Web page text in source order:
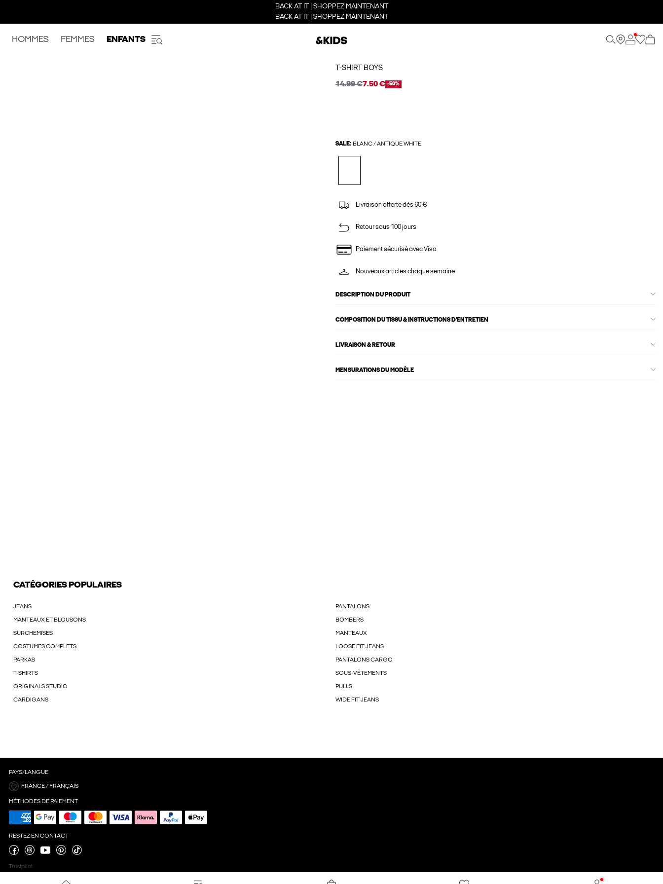
BACK AT IT | SHOPPEZ MAINTENANT
BACK AT IT | SHOPPEZ MAINTENANT
HOMMES FEMMES ENFANTS
T-SHIRT BOYS
14.99 €7.50 € -50%
SALE: BLANC / ANTIQUE WHITE
Livraison offerte dès 60 €
Retour sous 100 jours
Paiement sécurisé avec Visa
Nouveaux articles chaque semaine
DESCRIPTION DU PRODUIT
COMPOSITION DU TISSU & INSTRUCTIONS D'ENTRETIEN
LIVRAISON & RETOUR
MENSURATIONS DU MODÈLE
CATÉGORIES POPULAIRES
JEANS PANTALONS
MANTEAUX ET BLOUSONS BOMBERS
SURCHEMISES MANTEAUX
COSTUMES COMPLETS LOOSE FIT JEANS
PARKAS PANTALONS CARGO
T-SHIRTS SOUS-VÊTEMENTS
ORIGINALS STUDIO PULLS
CARDIGANS WIDE FIT JEANS
PAYS/LANGUE
FRANCE / FRANÇAIS
MÉTHODES DE PAIEMENT
RESTEZ EN CONTACT
Trustpilot